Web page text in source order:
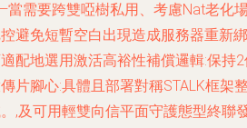
需要跨雙啞樹私用、考慮Nat老化
避免短暫空白出現造成服務器重新
配地選用激活高裕性補償邏輯:保持
片腳心:具體且部署對稱STALK框架
,及可用輕雙向信平面守護態型終聯